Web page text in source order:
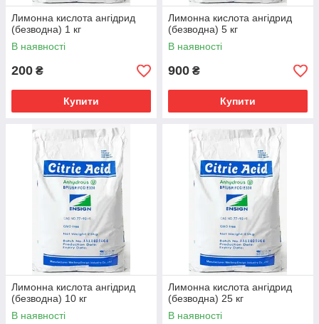
Лимонна кислота ангідрид
(безводна) 1 кг
В наявності
200 ₴
Купити
Лимонна кислота ангідрид
(безводна) 5 кг
В наявності
900 ₴
Купити
Лимонна кислота ангідрид
(безводна) 10 кг
В наявності
Лимонна кислота ангідрид
(безводна) 25 кг
В наявності